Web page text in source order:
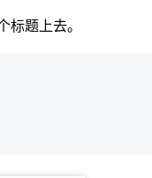
标题上去。